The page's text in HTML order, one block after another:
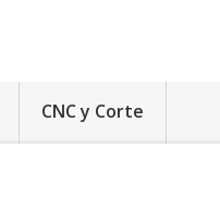
CNC y Corte